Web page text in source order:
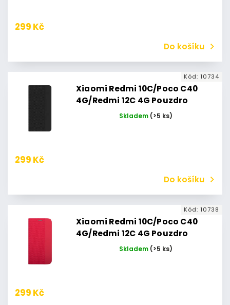
299 Kč
Do košíku
Xiaomi Redmi 10C/Poco C40
4G/Redmi 12C 4G Pouzdro
Flipbook Duet Xiaomi Redmi 10C
Skladem (>5 ks)
299 Kč
Do košíku
Kód: 10734
Xiaomi Redmi 10C/Poco C40
4G/Redmi 12C 4G Pouzdro
Flipbook Duet Xiaomi Redmi 10C
Skladem (>5 ks)
299 Kč
Kód: 10738